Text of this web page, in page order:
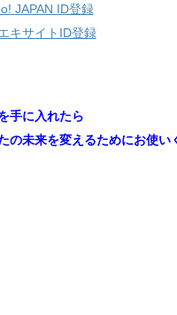
JAPAN ID登録
キサイトID登録
手に入れたら
の未来を変えるためにお使い